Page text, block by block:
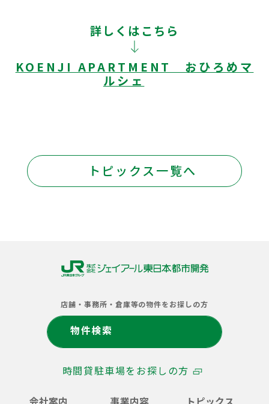
詳しくはこちら
KOENJI APARTMENT おひろめマ
ルシェ
トピックス一覧へ
会
社
ェ
ア
ル
店舗・事務所・倉庫等の物件をお探しの方
物件検索
時間貸駐車場をお探しの方